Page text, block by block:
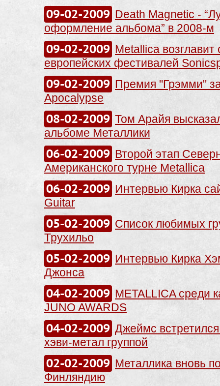
09-02-2009 Death Magnetic -
оформление альбома” в 2008-м
09-02-2009 Metallica
европейских фестивалей
09-02-2009 Премия "Грэмми"
Apocalypse
08-02-2009 Том Арайя
альбоме Металлики
06-02-2009 Второй этап
Американского турне Metallica
06-02-2009 Интервью Кирка
Guitar
05-02-2009 Список любимых
Трухильо
05-02-2009 Интервью Кирка
Джонса
04-02-2009 METALLICA среди
JUNO AWARDS
04-02-2009 Джеймс
хэви-метал группой
02-02-2009 Металлика вновь
Финляндию